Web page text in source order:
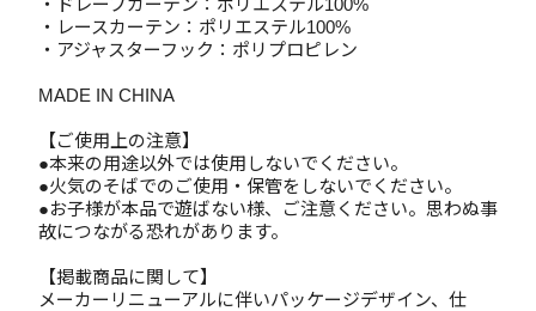
・ドレープカーテン：ポリエステル100%
・レースカーテン：ポリエステル100%
・アジャスターフック：ポリプロピレン
MADE IN CHINA
【ご使用上の注意】
●本来の用途以外では使用しないでください。
●火気のそばでのご使用・保管をしないでください。
●お子様が本品で遊ばない様、ご注意ください。思わぬ事
故につながる恐れがあります。
【掲載商品に関して】
メーカーリニューアルに伴いパッケージデザイン、仕